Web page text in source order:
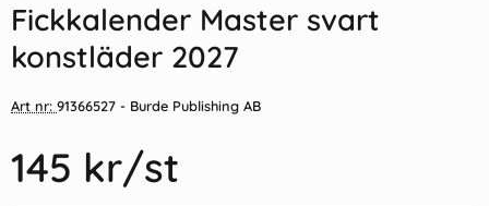
55 kr/st 99 kr/st
Fickkalender Master svart
konstläder 2027
Art nr: 91366527 - Burde Publishing AB
145 kr/st